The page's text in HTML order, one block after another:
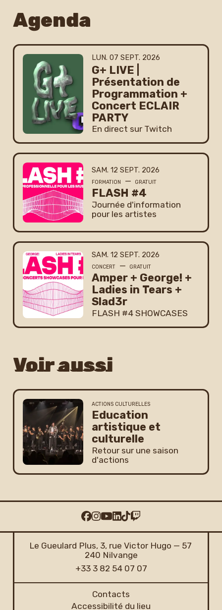
Agenda
LUNDI
LUN. 07 SEPTEMBRE
SEPT. 2026
G+ LIVE |
Présentation de
Programmation +
Concert ECLAIR
PARTY
En direct sur Twitch
SAMEDI
SAM. 12 SEPTEMBRE
SEPT. 2026
FORMATION — GRATUIT
FLASH #4
Journée d'information
pour les artistes
SAMEDI
SAM. 12 SEPTEMBRE
SEPT. 2026
CONCERT — GRATUIT
Amper + George! +
Ladies in Tears +
Slad3r
FLASH #4 SHOWCASES
Voir aussi
ACTIONS CULTURELLES
Education
artistique et
culturelle
Retour sur une saison
d'actions
Le Gueulard Plus, 3, rue Victor Hugo — 57
240 Nilvange
+33 3 82 54 07 07
Contacts
Accessibilité du lieu